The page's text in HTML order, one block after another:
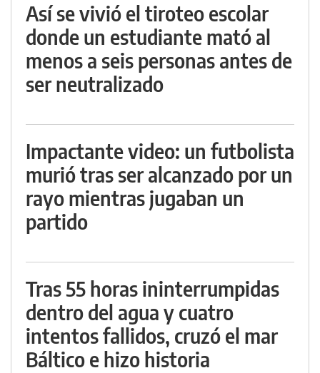
Así se vivió el tiroteo escolar
donde un estudiante mató al
menos a seis personas antes de
ser neutralizado
Impactante video: un futbolista
murió tras ser alcanzado por un
rayo mientras jugaban un
partido
Tras 55 horas ininterrumpidas
dentro del agua y cuatro
intentos fallidos, cruzó el mar
Báltico e hizo historia